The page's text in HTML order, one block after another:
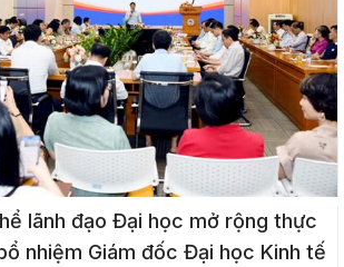
lãnh đạo Đại học mở rộng thực
nhiệm Giám đốc Đại học Kinh tế